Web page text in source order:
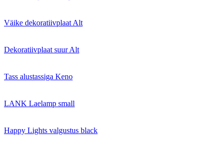
Väike dekoratiivplaat Alt
Dekoratiivplaat suur Alt
Tass alustassiga Keno
LANK Laelamp small
Happy Lights valgustus black